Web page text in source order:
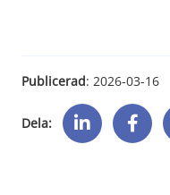
Publicerad: 2026-03-16
Dela: